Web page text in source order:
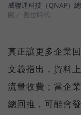
威聯通科技（QNAP）
圖／ 數位時代
真正讓更多企業
文義指出，資料
流量收費；當企
總回推，可能會